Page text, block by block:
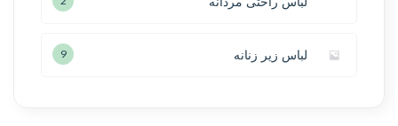
لباس زیر زنانه 9